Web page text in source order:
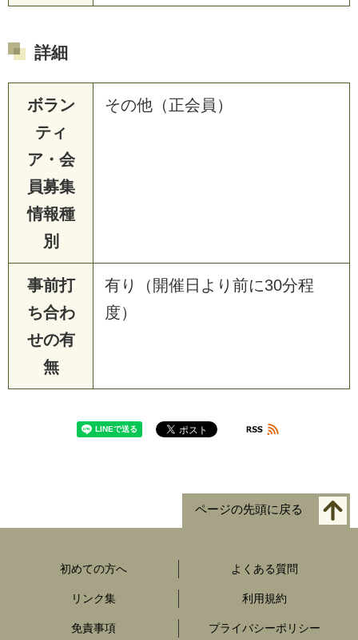
詳細
ボラン
ティ
ア・会
員募集
情報種
別
その他（正会員）
事前打
ち合わ
せの有
無
有り（開催日より前に30分程
度）
ページの先頭に戻る
初めての方へ よくある質問
リンク集 利用規約
免責事項 プライバシーポリシー